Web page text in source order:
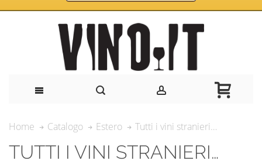
Home Catalogo Estero Tutti i vini stranieri…
TUTTI I VINI STRANIERI…